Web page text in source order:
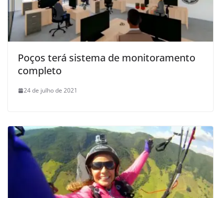
Poços terá sistema de monitoramento
completo
24 de julho de 2021